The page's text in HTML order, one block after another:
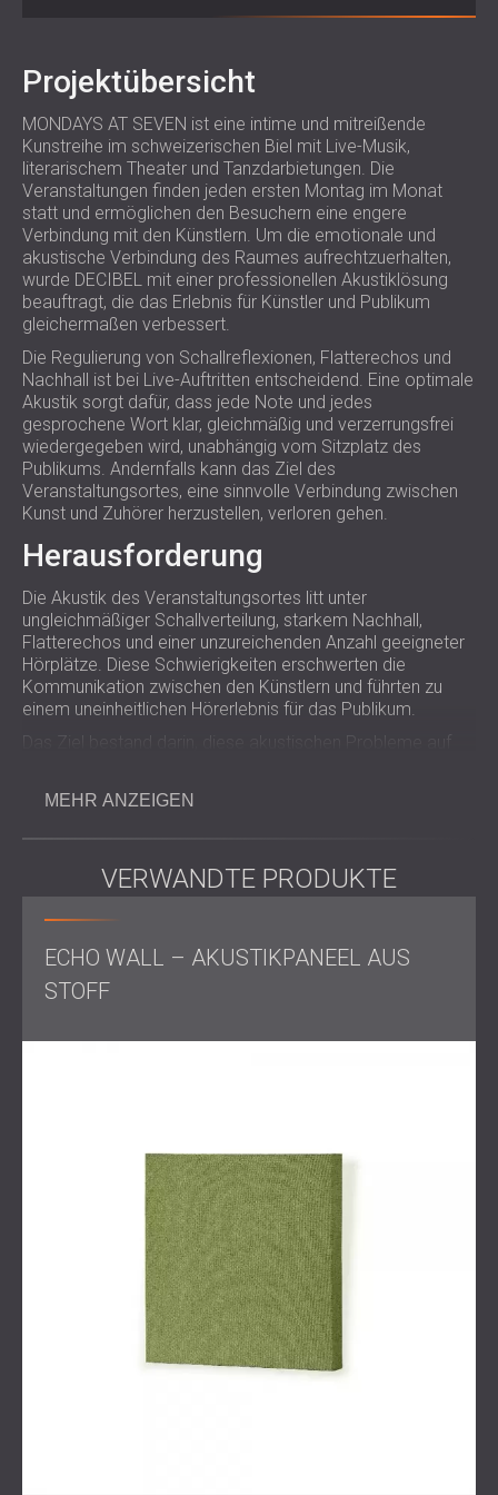
SCHALLSCHUTZ UND AKUSTIK FÜR
SCHALLDÄMMUNG UND
AKUSTIKLÖSUNGEN FÜR
EINZELHANDELSFLÄCHEN
SCHALLSCHUTZ UND AKUSTIK FÜR
BILDUNGSEINRICHTUNGEN
SCHALLSCHUTZ UND AKUSTIK FÜR
GESUNDHEITSEINRICHTUNGE
SCHALLSCHUTZ UND
AKUSTIKLÖSUNGEN FÜR DEN
AUDIOLOGIEBEREICH
SCHALLDÄMMUNG UND
AKUSTIKLÖSUNGEN FÜR
RECHENZENTREN
РОССИЯ (RU)
SOUTH AFRICA (ZA)
Projektübersicht
MONDAYS AT SEVEN ist eine intime und mitreißende
Kunstreihe im schweizerischen Biel mit Live-Musik,
literarischem Theater und Tanzdarbietungen. Die
Veranstaltungen finden jeden ersten Montag im Monat
statt und ermöglichen den Besuchern eine engere
Verbindung mit den Künstlern. Um die emotionale und
akustische Verbindung des Raumes aufrechtzuerhalten,
wurde DECIBEL mit einer professionellen Akustiklösung
beauftragt, die das Erlebnis für Künstler und Publikum
gleichermaßen verbessert.
Die Regulierung von Schallreflexionen, Flatterechos und
Nachhall ist bei Live-Auftritten entscheidend. Eine optimale
Akustik sorgt dafür, dass jede Note und jedes
gesprochene Wort klar, gleichmäßig und verzerrungsfrei
wiedergegeben wird, unabhängig vom Sitzplatz des
Publikums. Andernfalls kann das Ziel des
Veranstaltungsortes, eine sinnvolle Verbindung zwischen
Kunst und Zuhörer herzustellen, verloren gehen.
Herausforderung
Die Akustik des Veranstaltungsortes litt unter
ungleichmäßiger Schallverteilung, starkem Nachhall,
Flatterechos und einer unzureichenden Anzahl geeigneter
Hörplätze. Diese Schwierigkeiten erschwerten die
Kommunikation zwischen den Künstlern und führten zu
einem uneinheitlichen Hörerlebnis für das Publikum.
Das Ziel bestand darin, diese akustischen Probleme auf
bewahren. DECIBEL erhielt die Aufgabe, ein Design zu
Spot“ für das Publikum vergrößert – und gleichzeitig den
ästhetischen Charmedes Veranstaltungsortes bewahrt.
Arbeitsumfang
Einbau von Schalldiffusoren zur
Hochfrequenzstreuung
DECIBEL installierte verschiedene Akustikdiffusoren
hochfrequente Reflexionen zu eliminieren und
Flatterechos zu eliminieren. Diese Diffusionsplatten
wurden an wichtigen Wand- und Deckenflächen
angebracht, um die Schallenergie gleichmäßig im Raum zu
verteilen. Die dreidimensionale Geometrie der Diffusoren
eine horizontale und vertikale Streuung
wodurch Reflexionen eliminiert und die Raumakustik
MEHR ANZEIGEN
VERWANDTE PRODUKTE
ECHO WALL – AKUSTIKPANEEL AUS
STOFF